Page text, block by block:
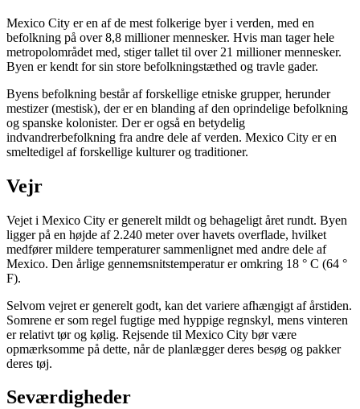
Mexico City er en af ​​de mest folkerige byer i verden, med en
befolkning på over 8,8 millioner mennesker. Hvis man tager hele
metropolområdet med, stiger tallet til over 21 millioner mennesker.
Byen er kendt for sin store befolkningstæthed og travle gader.
Byens befolkning består af forskellige etniske grupper, herunder
mestizer (mestisk), der er en blanding af den oprindelige befolkning
og spanske kolonister. Der er også en betydelig
indvandrerbefolkning fra andre dele af verden. Mexico City er en
smeltedigel af forskellige kulturer og traditioner.
Vejr
Vejet i Mexico City er generelt mildt og behageligt året rundt. Byen
ligger på en højde af 2.240 meter over havets overflade, hvilket
medfører mildere temperaturer sammenlignet med andre dele af
Mexico. Den årlige gennemsnitstemperatur er omkring 18 ° C (64 °
F).
Selvom vejret er generelt godt, kan det variere afhængigt af årstiden.
Somrene er som regel fugtige med hyppige regnskyl, mens vinteren
er relativt tør og kølig. Rejsende til Mexico City bør være
opmærksomme på dette, når de planlægger deres besøg og pakker
deres tøj.
Seværdigheder